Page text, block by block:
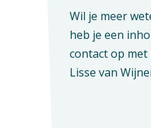
Wil je meer
heb je een
contact op
Lisse van